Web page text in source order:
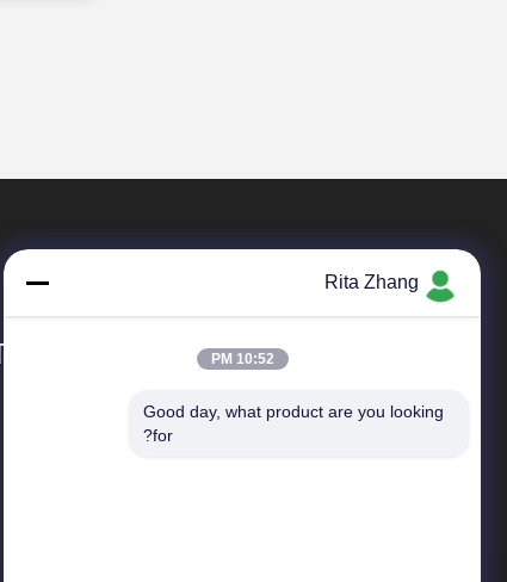
المنتجات
Rita Zhang
10:52 PM
Good day, what product are you looking
for?